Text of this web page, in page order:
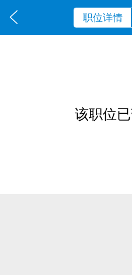
职位详情
该职位